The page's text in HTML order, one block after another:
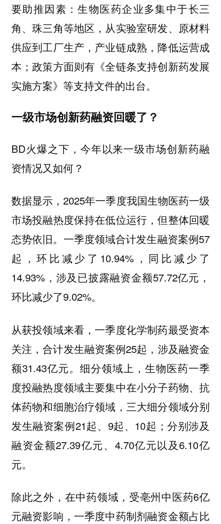
要助推因素：生物医药企业多集中于长三
角、珠三角等地区，从实验室研发、原材料
供应到工厂生产，产业链成熟，降低运营成
本；政策方面则有《全链条支持创新药发展
实施方案》等支持文件的出台。
一级市场创新药融资回暖了？
BD火爆之下，今年以来一级市场创新药融
资情况又如何？
数据显示，2025年一季度我国生物医药一级
市场投融热度保持在低位运行，但整体回暖
态势依旧。一季度领域合计发生融资案例57
起，环比减少了10.94%，同比减少了
14.93%，涉及已披露融资金额57.72亿元，
环比减少了9.02%。
从获投领域来看，一季度化学制药最受资本
关注，合计发生融资案例25起，涉及融资金
额31.43亿元。细分领域上，生物医药一季
度投融热度领域主要集中在小分子药物、抗
体药物和细胞治疗领域，三大细分领域分别
发生融资案例21起、9起、10起；分别涉及
融资金额27.39亿元、4.70亿元以及6.10亿
元。
除此之外，在中药领域，受亳州中医药6亿
元融资影响，一季度中药制剂融资金额占比